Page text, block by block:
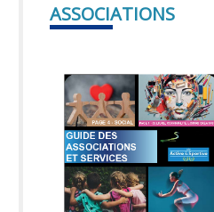
ASSOCIATIONS